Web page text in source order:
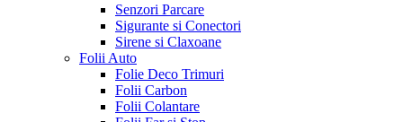
Senzori Parcare
Sigurante si Conectori
Sirene si Claxoane
Folii Auto
Folie Deco Trimuri
Folii Carbon
Folii Colantare